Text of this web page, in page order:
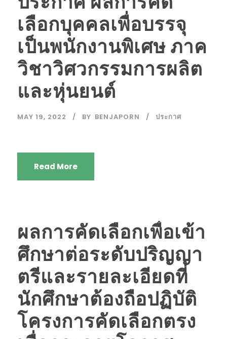
เลือกบุคคลเพื่อบรรจุ
เป็นพนักงานพิเศษ ภาค
วิชาวิศวกรรมการผลิต
และหุ่นยนต์
MAY 19, 2022 BY BENJAPORN ประกาศ
Read More
ผลการคัดเลือกเพื่อเข้า
ศึกษาต่อระดับปริญญา
ตรีและรายละเอียดที่
นักศึกษาต้องถือปฏิบัติ
โครงการคัดเลือกตรง